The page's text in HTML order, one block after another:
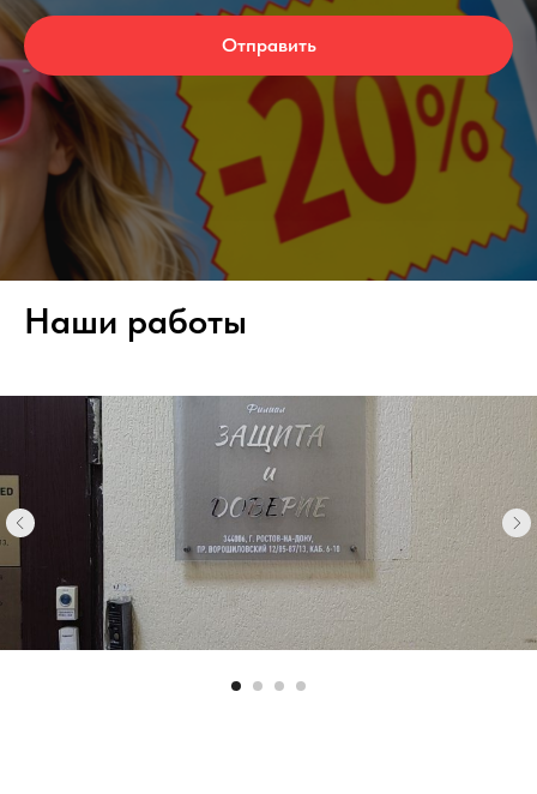
Отправить
Наши работы